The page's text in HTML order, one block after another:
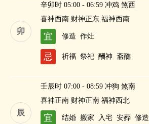
卯
辛卯时 05:00 - 06:59 冲鸡 煞西
喜神西南 财神正东 福神西南
宜 修造 作灶
忌 祈福 祭祀 酬神 斋醮
辰
壬辰时 07:00 - 08:59 冲狗 煞南
喜神正南 财神正南 福神西北
宜 结婚 搬家 入宅 安葬 修造